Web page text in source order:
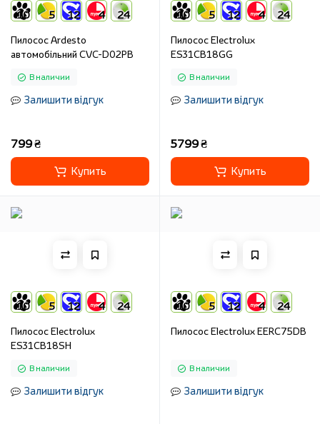
10 5 12 4 24
Пилосос Ardesto
автомобільний CVC-D02PB
В наличии
Залишити відгук
799 ₴
Купить
10 5 12 4 24
Пилосос Electrolux
ES31CB18GG
В наличии
Залишити відгук
5799 ₴
Купить
10 5 12 4 24
Пилосос Electrolux
ES31CB18SH
В наличии
Залишити відгук
10 5 12 4 24
Пилосос Electrolux EERC75DB
В наличии
Залишити відгук